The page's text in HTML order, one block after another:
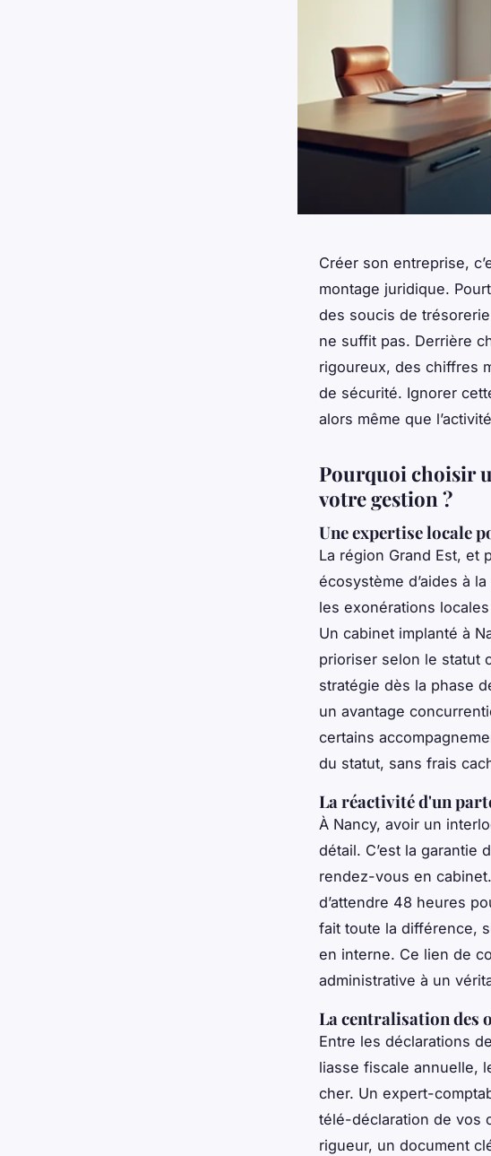
Créer son entreprise,
montage juridique.
des soucis de
ne suffit pas. Derrière
rigoureux, des chiffres
de sécurité. Ignorer
alors même que
Pourquoi choisir
votre gestion ?
Une expertise locale
La région Grand Est,
écosystème d’aides à
les exonérations
Un cabinet implanté à
prioriser selon le statut
stratégie dès la phase
un avantage
certains
du statut, sans frais
La réactivité d'un
À Nancy, avoir un
détail. C’est la garantie
rendez-vous en
d’attendre 48 heures
fait toute la différence,
en interne. Ce lien de
administrative à un
La centralisation des
Entre les déclarations
liasse fiscale annuelle,
cher. Un expert-
télé-déclaration de vos
rigueur, un document